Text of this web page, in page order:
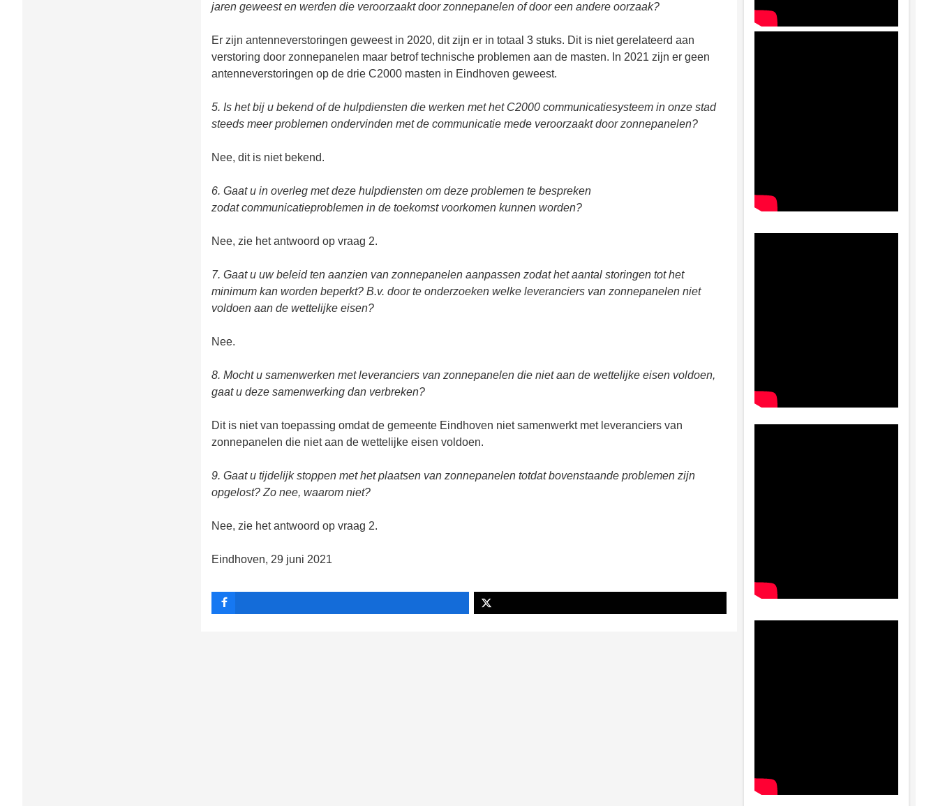
jaren geweest en werden die veroorzaakt door zonnepanelen of door een andere oorzaak?
Er zijn antenneverstoringen geweest in 2020, dit zijn er in totaal 3 stuks. Dit is niet gerelateerd aan
verstoring door zonnepanelen maar betrof technische problemen aan de masten. In 2021 zijn er geen
antenneverstoringen op de drie C2000 masten in Eindhoven geweest.
5. Is het bij u bekend of de hulpdiensten die werken met het C2000 communicatiesysteem in onze stad
steeds meer problemen ondervinden met de communicatie mede veroorzaakt door zonnepanelen?
Nee, dit is niet bekend.
6. Gaat u in overleg met deze hulpdiensten om deze problemen te bespreken
zodat communicatieproblemen in de toekomst voorkomen kunnen worden?
Nee, zie het antwoord op vraag 2.
7. Gaat u uw beleid ten aanzien van zonnepanelen aanpassen zodat het aantal storingen tot het
minimum kan worden beperkt? B.v. door te onderzoeken welke leveranciers van zonnepanelen niet
voldoen aan de wettelijke eisen?
Nee.
8. Mocht u samenwerken met leveranciers van zonnepanelen die niet aan de wettelijke eisen voldoen,
gaat u deze samenwerking dan verbreken?
Dit is niet van toepassing omdat de gemeente Eindhoven niet samenwerkt met leveranciers van
zonnepanelen die niet aan de wettelijke eisen voldoen.
9. Gaat u tijdelijk stoppen met het plaatsen van zonnepanelen totdat bovenstaande problemen zijn
opgelost? Zo nee, waarom niet?
Nee, zie het antwoord op vraag 2.
Eindhoven, 29 juni 2021